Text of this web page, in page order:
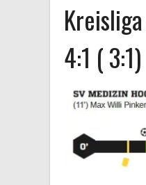
4:1 ( 3:1)